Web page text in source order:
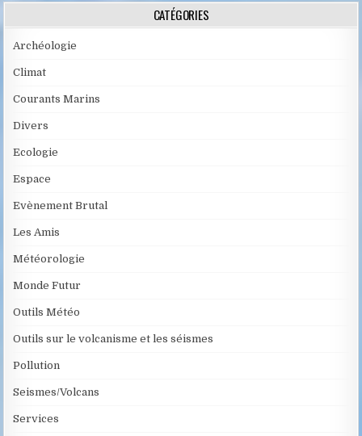
CATÉGORIES
Archéologie
Climat
Courants Marins
Divers
Ecologie
Espace
Evènement Brutal
Les Amis
Météorologie
Monde Futur
Outils Météo
Outils sur le volcanisme et les séismes
Pollution
Seismes/Volcans
Services